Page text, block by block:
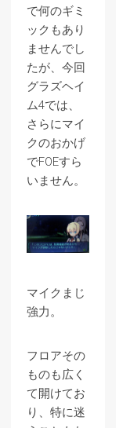
で何のギミ
ックもあり
ませんでし
たが、今回
グラズヘイ
ム4では、
さらにマイ
クのおかげ
でFOEすら
いません。
マイクまじ
強力。
フロアその
ものも広く
て開けてお
り、特に迷